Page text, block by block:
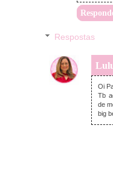
Respostas
Oi
Tb
de
big